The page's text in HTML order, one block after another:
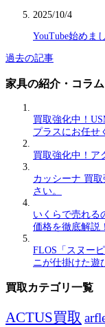
2025/10/4
YouTube始めま
過去の記事
家具の紹介・コラム
買取強化中！
プラスにお任せ
買取強化中！ア
カッシーナ 買
さい。
いくらで売れる
価格を徹底解説！
FLOS「スヌー
ニが仕掛けた遊
買取カテゴリ一覧
ACTUS買取